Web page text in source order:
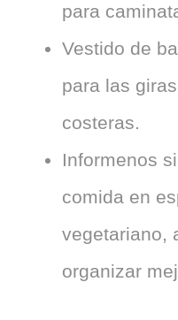
para
Vestido de
para las
costeras.
Informenos
comida en
vegetariano,
organizar